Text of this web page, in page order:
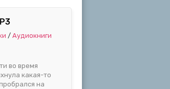
/ Аудиокниги
во время
какая-то
на